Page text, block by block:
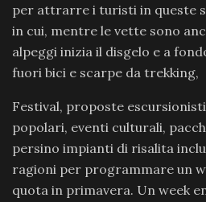
per attrarre i turisti in queste
in cui, mentre le vette sono
alpeggi inizia il disgelo e a
fuori bici e scarpe da trekking,
Festival, proposte
popolari, eventi culturali,
persino impianti di risalita
ragioni per programmare un
quota in primavera. Un week